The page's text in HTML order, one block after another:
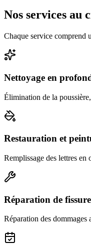
Nos services au
Chaque service comprend
Nettoyage en
Élimination de la
Restauration et
Remplissage des lettres
Réparation de
Réparation des dommages